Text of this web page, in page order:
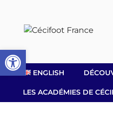
contenu
ENGLISH
LES ACADÉMIES DE
Ouvrir la barre d’outils